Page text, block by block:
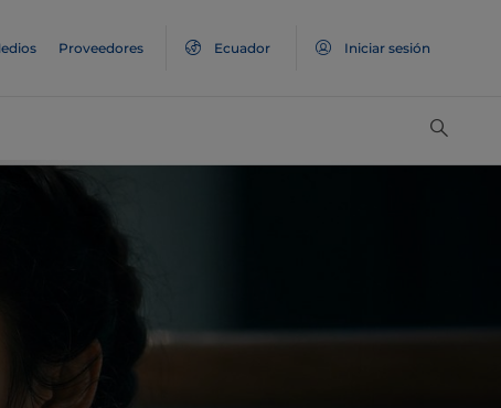
Proveedores Ecuador Iniciar sesión